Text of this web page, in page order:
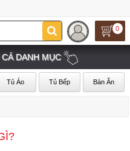
0
DANH MỤC
Tủ Áo Tủ Bếp Bàn Ăn